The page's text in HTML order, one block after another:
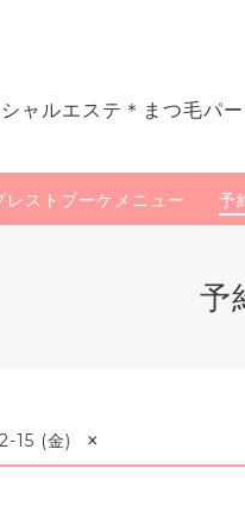
ャルエステ＊まつ毛パ
レストブーケメニュー 予
予
15 (金) ×